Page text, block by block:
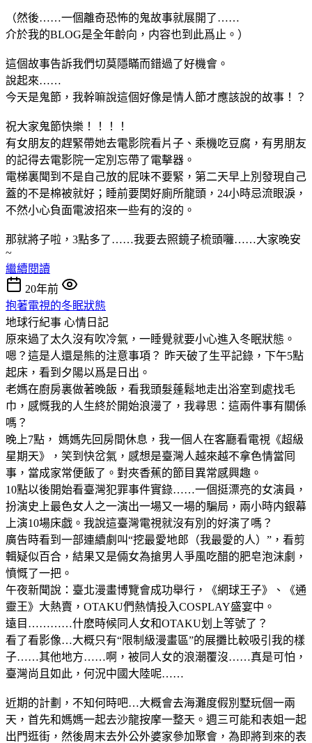
（然後……一個離奇恐怖的鬼故事就展開了……
介於我的BLOG是全年齡向，内容也到此爲止。）
這個故事告訴我們切莫隱瞞而錯過了好機會。
說起來……
今天是鬼節，我幹嘛說這個好像是情人節才應該說的故事！？
祝大家鬼節快樂！！！！
有女朋友的趕緊帶她去電影院看片子、乘機吃豆腐，有男朋友
的記得去電影院一定別忘帶了電擊器。
電梯裏聞到不是自己放的屁味不要緊，第二天早上別發現自己
蓋的不是棉被就好；睡前要関好廁所龍頭，24小時忌流眼淚，
不然小心負面電波招來一些有的沒的。
那就將子啦，3點多了……我要去照鏡子梳頭囖……大家晚安
~
繼續閱讀
20年前
抱著電視的冬眠狀態
地球行紀事 心情日記
原來過了太久沒有吹冷氣，一睡覺就要小心進入冬眠狀態。
嗯？這是人還是熊的注意事項？ 昨天破了生平記錄，下午5點
起床，看到夕陽以爲是日出。
老媽在廚房裏做著晚飯，看我頭髮蓬鬆地走出浴室到處找毛
巾，感慨我的人生終於開始浪漫了，我尋思：這兩件事有關係
嗎？
晚上7點， 媽媽先回房間休息，我一個人在客廳看電視《超級
星期天》，笑到快岔氣，感想是臺灣人越來越不拿色情當囘
事，當成家常便飯了。對夾香蕉的節目異常感興趣。
10點以後開始看臺灣犯罪事件實錄……一個挺漂亮的女演員，
扮演史上最色女人之一演出一場又一場的騙局，兩小時内銀幕
上演10場床戯。我說這臺灣電視就沒有別的好演了嗎？
廣告時看到一部連續劇叫“挖最愛地郎（我最愛的人）”，看剪
輯疑似百合，結果又是倆女為搶男人爭風吃醋的肥皂泡沫劇，
憤慨了一把。
午夜新聞說：臺北漫畫博覽會成功舉行，《網球王子》、《通
靈王》大熱賣，OTAKU們熱情投入COSPLAY盛宴中。
遠目…………什麽時候同人女和OTAKU划上等號了？
看了看影像…大概只有“限制級漫畫區”的展攤比較吸引我的樣
子……其他地方……啊，被同人女的浪潮覆沒……真是可怕，
臺灣尚且如此，何況中國大陸呢……
近期的計劃，不知何時吧…大概會去海灘度假別墅玩個一兩
天，首先和媽媽一起去沙龍按摩一整天。週三可能和表姐一起
出門逛街，然後周末去外公外婆家參加聚會，為即將到來的表